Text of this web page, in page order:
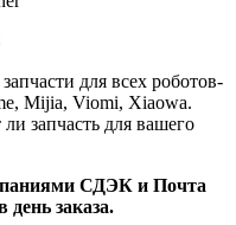
для всех роботов-
Mijia, Viomi, Xiaowa.
запчасть для вашего
СДЭК и Почта
заказа.